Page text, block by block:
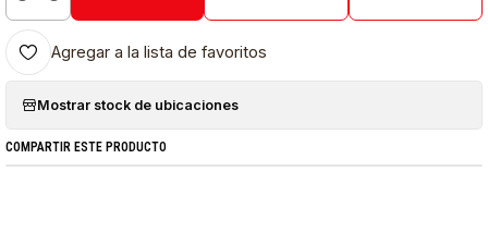
Cantidad
Agregar a la lista de favoritos
Mostrar stock de ubicaciones
COMPARTIR ESTE PRODUCTO